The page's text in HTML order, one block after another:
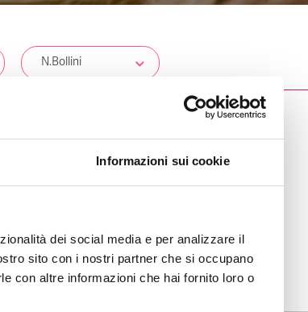
Informazioni sui cookie
dei social media e per analizzare il
sito con i nostri partner che si occupano
con altre informazioni che hai fornito loro o
N.Bollini